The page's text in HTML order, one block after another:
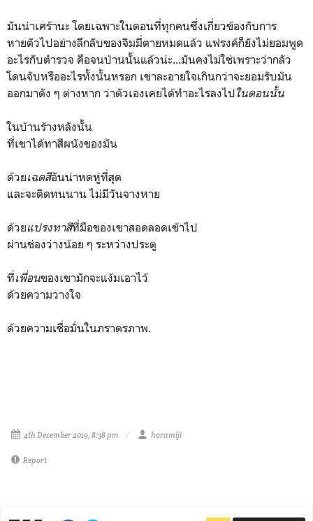
มันน่าเศร้านะ โดยเฉพาะในตอนที่ทุกคนซึ่งเกี่ยวข้องกับการ
หายตัวไปอย่างลึกลับของจิมมี่ตายหมดแล้ว แฟรงค์ก็ยังไม่ยอมพูด
อะไรกับตำรวจ คือจนป่านนั้นแล้วน่ะ...มันคงไม่ใช่เพราะว่ากลัว
โดนจับหรืออะไรทั้งนั้นหรอก เขาละอายใจเกินกว่าจะยอมรับมัน
ออกมาดัง ๆ ต่างหาก ว่าตัวเองเคยได้ทำอะไรลงไปในตอนนั้น
ในบ้านร้างหลังนั้น
ที่เขาได้ทาสีผนังของมัน
ด้วยเฉดสีอันน่าหดหู่ที่สุด
และจะติดทนนาน ไม่มีวันจางหาย
ด้วยแปรงทาสีที่มือของเขาสอดลอดเข้าไป
ผ่านช่องว่างน้อย ๆ ระหว่างประตู
ที่เพื่อนของเขามักจะแง้มเอาไว้
ด้วยความวางใจ
ด้วยความเชื่อมั่นในภราดรภาพ.
4th December 2019, 8:38 pm horamiji
Report